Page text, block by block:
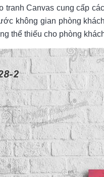
tranh Canvas cung cấp
không gian phòng
thể thiếu cho phòng